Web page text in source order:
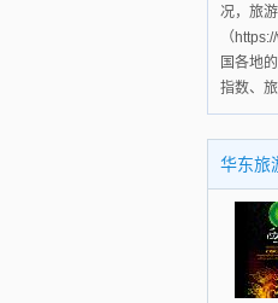
况，旅
（
国各地
指数、
华东旅